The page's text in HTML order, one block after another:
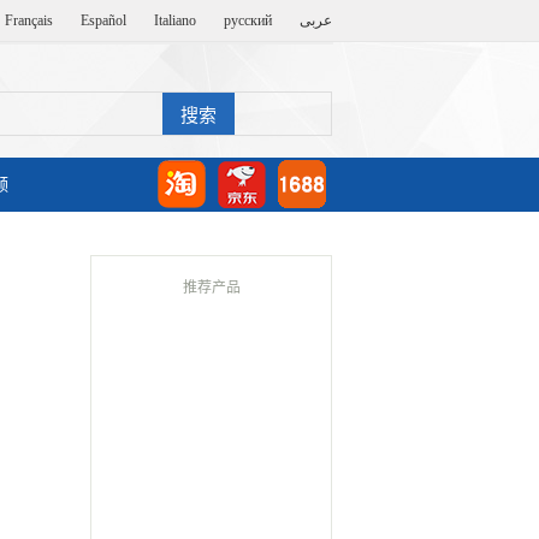
Français Español Italiano русский عربى
推荐产品